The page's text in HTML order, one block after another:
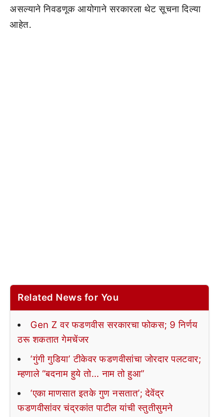
असल्याने निवडणूक आयोगाने सरकारला थेट सूचना दिल्या
आहेत.
Related News for You
Gen Z वर फडणवीस सरकारचा फोकस; 9 निर्णय
ठरू शकतात गेमचेंजर
‘गुंगी गुडिया’ टीकेवर फडणवीसांचा जोरदार पलटवार;
म्हणाले “बदनाम हुये तो… नाम तो हुआ”
‘एका माणसात इतके गुण नसतात’; देवेंद्र
फडणवीसांवर चंद्रकांत पाटील यांची स्तुतीसुमने